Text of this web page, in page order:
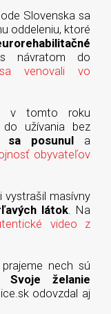
Slovenska sa
oddeleniu, ktoré
návratom do
venovali vo
v tomto roku
užívania bez
sa posunul a
obyvateľov
vystrašil masívny
látok. Na
video z
nech sú
Svoje želanie
odovzdal aj